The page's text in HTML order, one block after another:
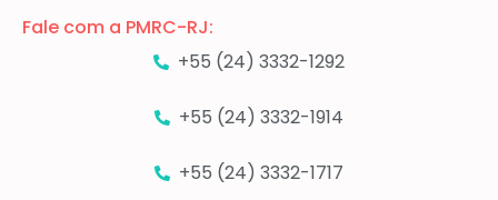
Fale com a PMRC-RJ:
+55 (24) 3332-1292
+55 (24) 3332-1914
+55 (24) 3332-1717